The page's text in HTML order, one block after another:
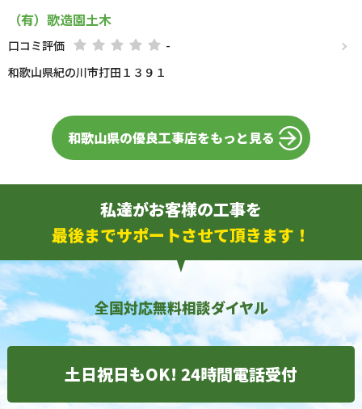
（有）歌造園土木
口コミ評価
-
和歌山県紀の川市打田１３９１
和歌山県の優良工事店をもっと見る
私達がお客様の工事を
最後までサポートさせて頂きます！
全国対応無料相談ダイヤル
土日祝日もOK! 24時間電話受付